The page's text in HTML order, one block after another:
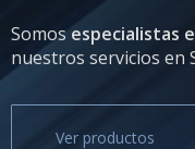
Somosespecialistas
nuestros servicios en
Ver productos